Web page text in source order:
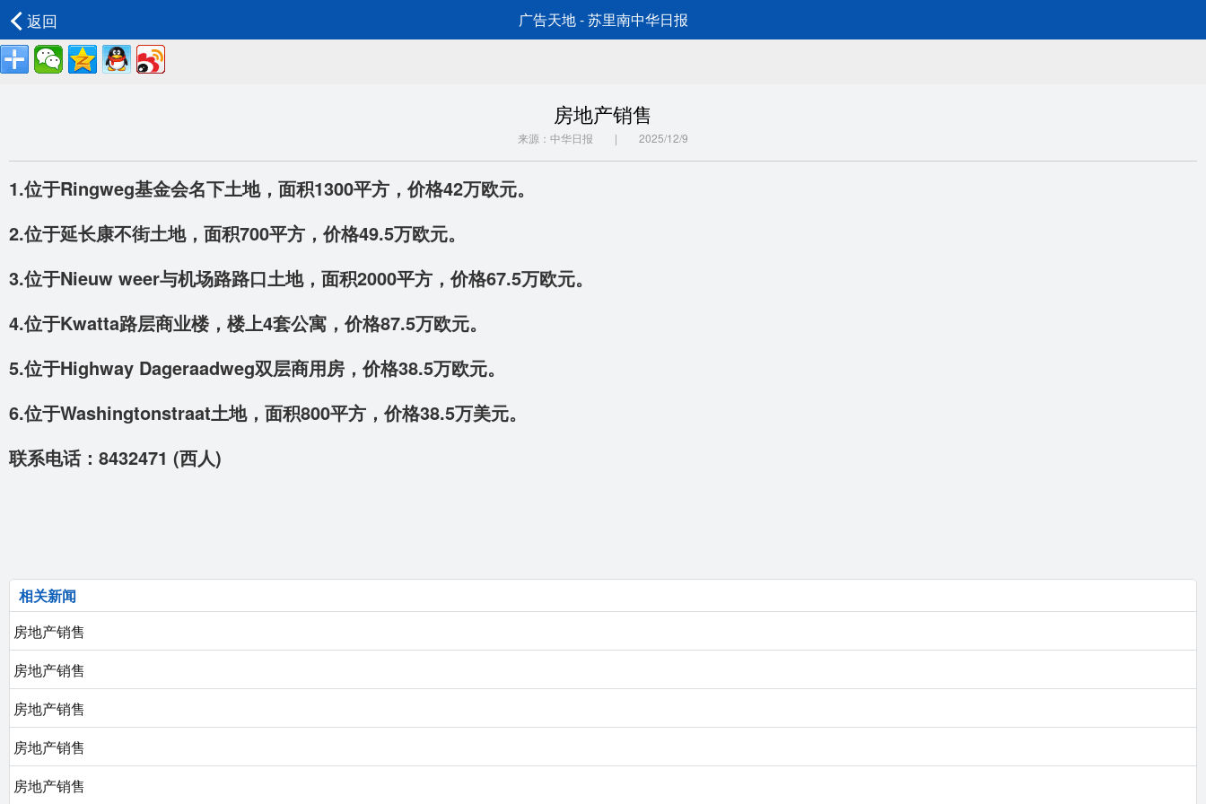
返回 广告天地 - 苏里南中华日报
房地产销售
来源：中华日报 | 2025/12/9
1.位于Ringweg基金会名下土地，面积1300平方，价格42万欧元。
2.位于延长康不街土地，面积700平方，价格49.5万欧元。
3.位于Nieuw weer与机场路路口土地，面积2000平方，价格67.5万欧元。
4.位于Kwatta路层商业楼，楼上4套公寓，价格87.5万欧元。
5.位于Highway Dageraadweg双层商用房，价格38.5万欧元。
6.位于Washingtonstraat土地，面积800平方，价格38.5万美元。
联系电话：8432471 (西人)
相关新闻
房地产销售
房地产销售
房地产销售
房地产销售
房地产销售